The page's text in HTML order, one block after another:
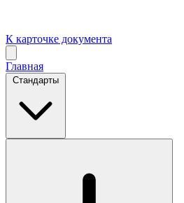
К карточке документа
Главная
Стандарты